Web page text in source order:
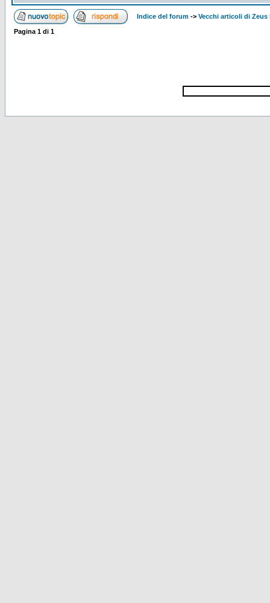
Indice del forum -> Vecchi articoli di Zeus
Pagina 1 di 1